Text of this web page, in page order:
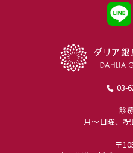
03-
診
月〜日曜、
〒